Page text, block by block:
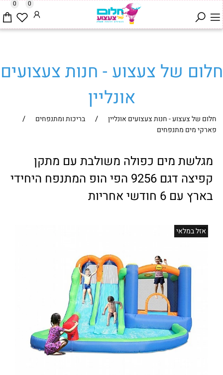
0 0
חלום של צעצוע - חנות צעצועים
אונליין
חלום של צעצוע - חנות צעצועים אונליין / בריכות ומתנפחים /
פארקי מים מתנפחים
מגלשת מים כפולה משולבת עם מתקן
קפיצה דגם 9256 הפי הופ המתנפח היחידי
בארץ עם 6 חודשי אחריות
אזל במלאי